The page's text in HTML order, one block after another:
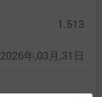
1.513
2026年,03月,31日